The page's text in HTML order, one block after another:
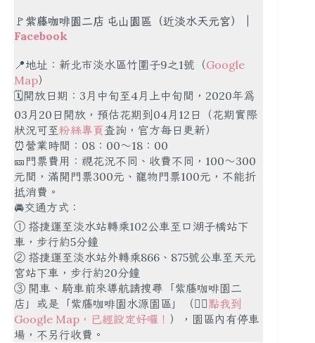
🚩 紫藤咖啡園二店 屯山園區（近淡水天元宮）｜
Facebook
📍地址：新北市淡水區竹圍子9之1號（Google
Map）
🗓開放日期：3月中旬至4月上中旬間，2020年為
03月20日開放，預估花期到04月12日（花期實際
狀況可至粉絲專頁查詢，官方每日更新）
⏰營業時間：08：00～18：00
🎫門票費用：視花況不同、收費不同，100～300
元間，滿開門票300元、寵物門票100元，不能折
抵消費。
🚘交通方式：
① 搭捷運至淡水站轉乘102公車至口湖子橋站下
車，步行約5分鐘
② 搭捷運至淡水站外轉乘866、875號公車至天元
宮站下車，步行約20分鐘
③ 開車、騎車前來導航請搜尋「紫藤咖啡園二
店」或是「紫藤咖啡園水源園區」（👉🏻點我到
Google Map，已經設定好囉！ ），園區內有停車
場，不另行收費。